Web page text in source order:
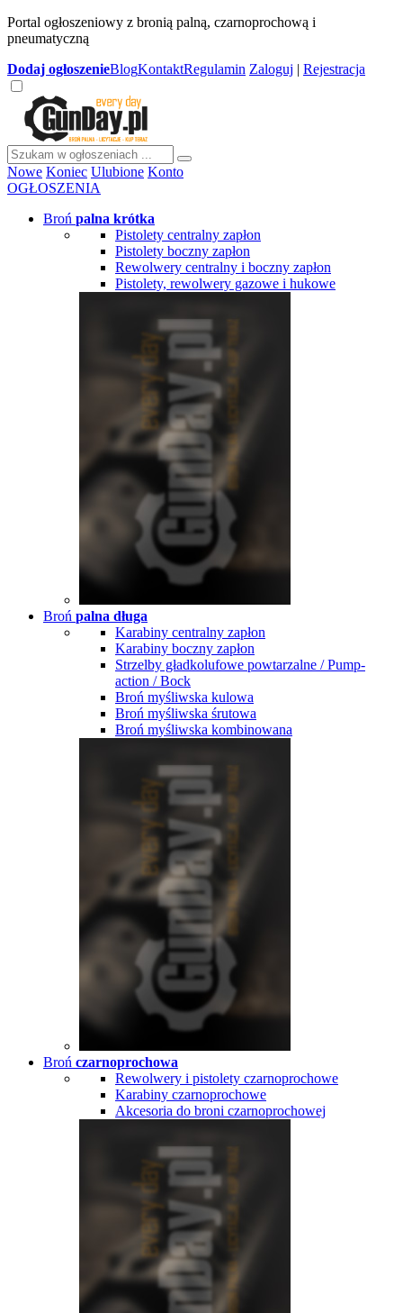
Portal ogłoszeniowy z bronią palną, czarnoprochową i
pneumatyczną
Dodaj ogłoszenieBlogKontaktRegulamin Zaloguj | Rejestracja
Nowe Koniec Ulubione Konto
OGŁOSZENIA
Broń palna krótka
Pistolety centralny zapłon
Pistolety boczny zapłon
Rewolwery centralny i boczny zapłon
Pistolety, rewolwery gazowe i hukowe
Broń palna długa
Karabiny centralny zapłon
Karabiny boczny zapłon
Strzelby gładkolufowe powtarzalne / Pump-
action / Bock
Broń myśliwska kulowa
Broń myśliwska śrutowa
Broń myśliwska kombinowana
Broń czarnoprochowa
Rewolwery i pistolety czarnoprochowe
Karabiny czarnoprochowe
Akcesoria do broni czarnoprochowej